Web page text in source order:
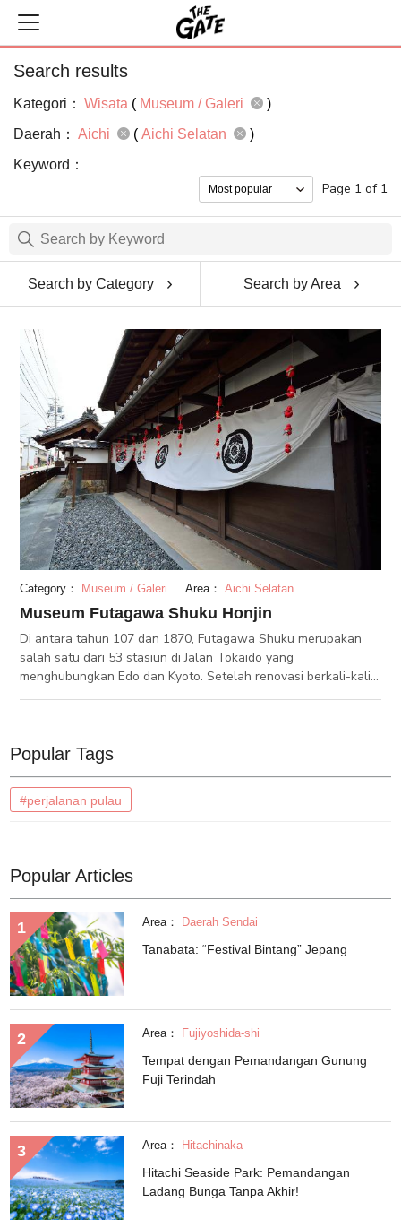
Search results
Kategori： Wisata ( Museum / Galeri
)
Daerah： Aichi ( Aichi Selatan
)
Keyword：
Page 1 of 1
Search by Category Search by Area
Category： Museum / Galeri Area： Aichi Selatan
Museum Futagawa Shuku Honjin
Di antara tahun 107 dan 1870, Futagawa Shuku merupakan
salah satu dari 53 stasiun di Jalan Tokaido yang
menghubungkan Edo dan Kyoto. Setelah renovasi berkali-kali,
museum ini, seperti Tanabata Summer Event (Acara Musim
Popular Tags
#perjalanan pulau
Popular Articles
Area： Daerah Sendai
Tanabata: “Festival Bintang” Jepang
Area： Fujiyoshida-shi
Tempat dengan Pemandangan Gunung
Fuji Terindah
Area： Hitachinaka
Hitachi Seaside Park: Pemandangan
Ladang Bunga Tanpa Akhir!